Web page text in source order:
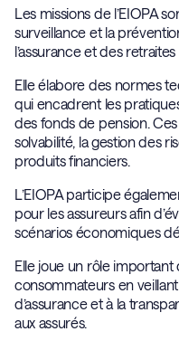
Les missions de l’EIOPA
surveillance et la
l’assurance et des
Elle élabore des normes
qui encadrent les
des fonds de pension.
solvabilité, la gestion des
produits financiers.
L’EIOPA participe
pour les assureurs afin
scénarios économiques
Elle joue un rôle
consommateurs en
d’assurance et à la
aux assurés.